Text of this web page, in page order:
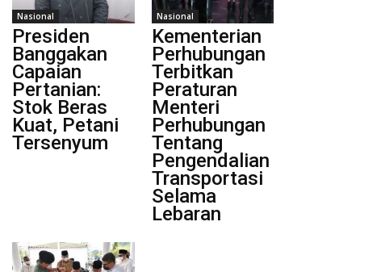
Nasional
Presiden
Banggakan
Capaian
Pertanian:
Stok Beras
Kuat, Petani
Tersenyum
Nasional
Kementerian
Perhubungan
Terbitkan
Peraturan
Menteri
Perhubungan
Tentang
Pengendalian
Transportasi
Selama
Lebaran